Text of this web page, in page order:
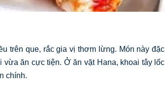
trên que, rắc gia vị thơm lừng. Món này đặc
vừa ăn cực tiện. Ở ăn vặt Hana, khoai tây lốc
chính.